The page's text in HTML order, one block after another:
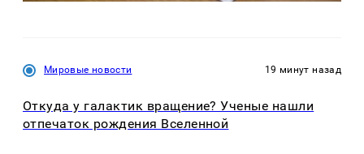
Мировые новости 19 минут назад
Откуда у галактик вращение? Ученые нашли
отпечаток рождения Вселенной